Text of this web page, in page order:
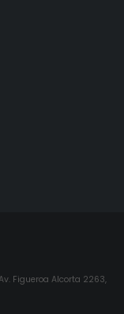
Figueroa Alcorta 2263,